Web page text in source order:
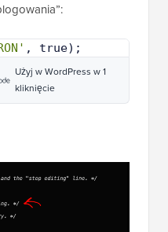
, true);
Użyj w WordPress w 1
kliknięcie